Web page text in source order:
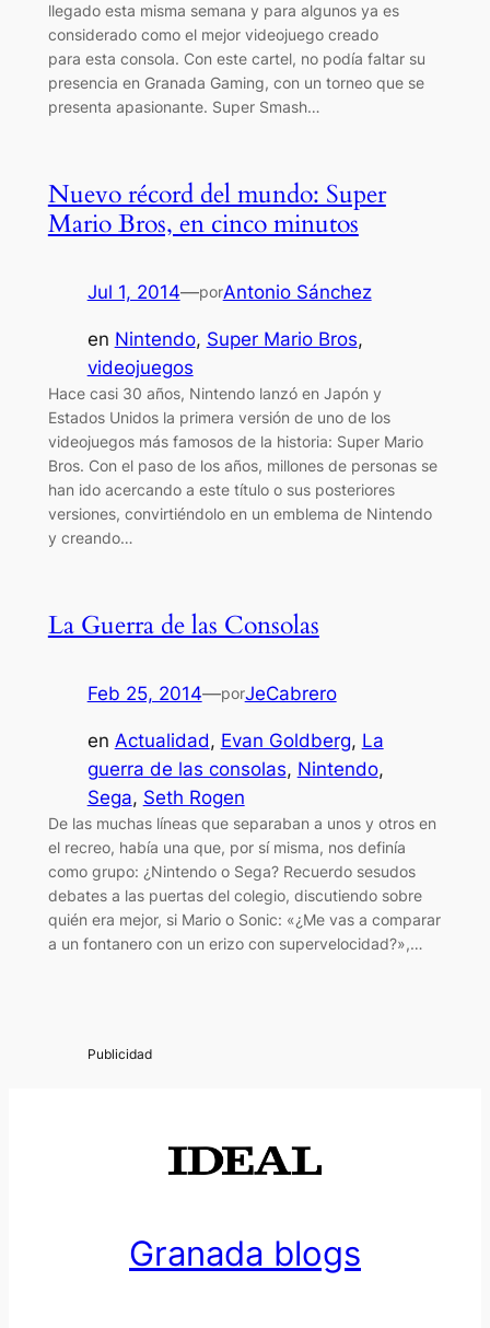
llegado esta misma semana y para algunos ya es
considerado como el mejor videojuego creado
para esta consola. Con este cartel, no podía faltar su
presencia en Granada Gaming, con un torneo que se
presenta apasionante. Super Smash…
Nuevo récord del mundo: Super
Mario Bros, en cinco minutos
Jul 1, 2014—porAntonio Sánchez
en Nintendo, Super Mario Bros
videojuegos
Hace casi 30 años, Nintendo lanzó en Japón y
Estados Unidos la primera versión de uno de los
videojuegos más famosos de la historia: Super Mario
Bros. Con el paso de los años, millones de personas se
han ido acercando a este título o sus posteriores
versiones, convirtiéndolo en un emblema de Nintendo
y creando…
La Guerra de las Consolas
Feb 25, 2014—porJeCabrero
en Actualidad, Evan Goldberg, La
guerra de las consolas, Nintendo
Sega, Seth Rogen
De las muchas líneas que separaban a unos y otros en
el recreo, había una que, por sí misma, nos definía
como grupo: ¿Nintendo o Sega? Recuerdo sesudos
debates a las puertas del colegio, discutiendo sobre
quién era mejor, si Mario o Sonic: «¿Me vas a comparar
a un fontanero con un erizo con supervelocidad?»,…
Granada blogs